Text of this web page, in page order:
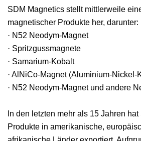
SDM Magnetics stellt mittlerweile
magnetischer Produkte her, darunter:
· N52 Neodym-Magnet
· Spritzgussmagnete
· Samarium-Kobalt
· AlNiCo-Magnet (Aluminium-Nickel-
· N52 Neodym-Magnet und andere
In den letzten mehr als 15 Jahren
Produkte in amerikanische,